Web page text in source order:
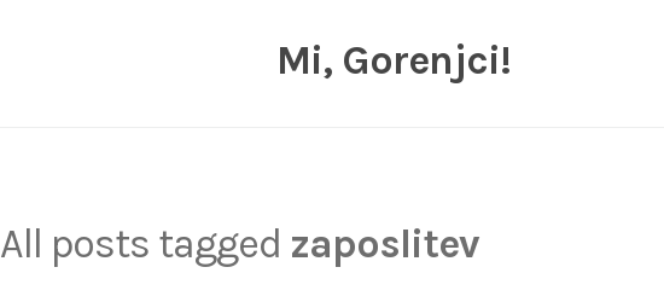
Mi, Gorenjci!
All posts tagged zaposlitev